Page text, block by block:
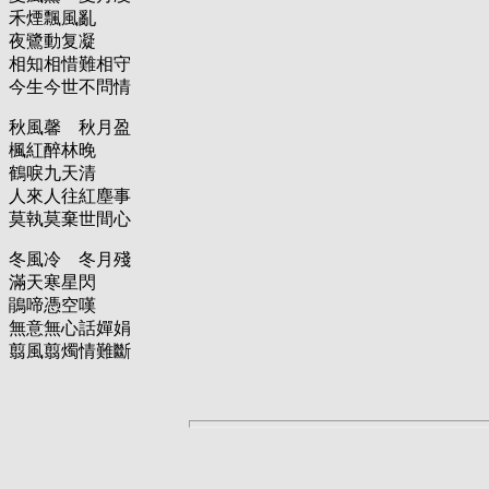
禾煙飄風亂
夜鷺動复凝
相知相惜難相守
今生今世不問情
秋風馨 秋月盈
楓紅醉林晚
鶴唳九天清
人來人往紅塵事
莫執莫棄世間心
冬風冷 冬月殘
滿天寒星閃
鵑啼憑空嘆
無意無心話嬋娟
翦風翦燭情難斷